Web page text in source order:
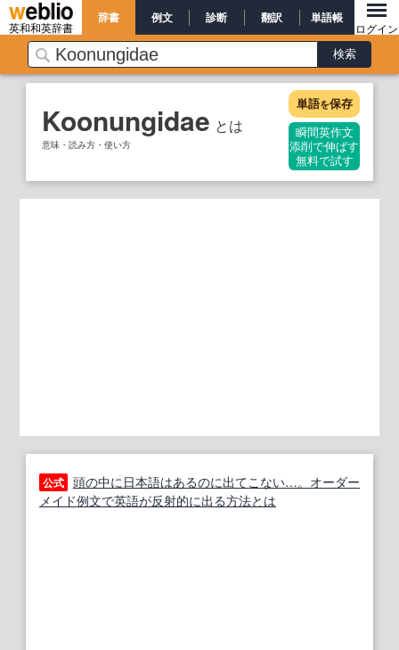
英和和英辞書
辞書 例文 診断 翻訳 単語帳
ログイン
Koonungidae とは
意味・読み方・使い方
単語を保存
瞬間英作文
添削で伸ばす
無料で試す
公式 頭の中に日本語はあるのに出てこない…。オーダー
メイド例文で英語が反射的に出る方法とは